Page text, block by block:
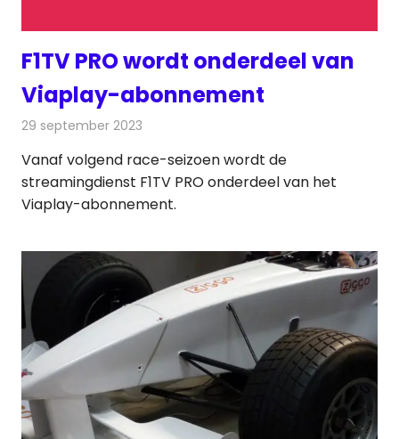
F1TV PRO wordt onderdeel van
Viaplay-abonnement
29 september 2023
Vanaf volgend race-seizoen wordt de
streamingdienst F1TV PRO onderdeel van het
Viaplay-abonnement.